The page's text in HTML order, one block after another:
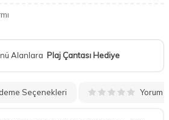
Alanlara Plaj Çantası Hediye
Seçenekleri Yorum